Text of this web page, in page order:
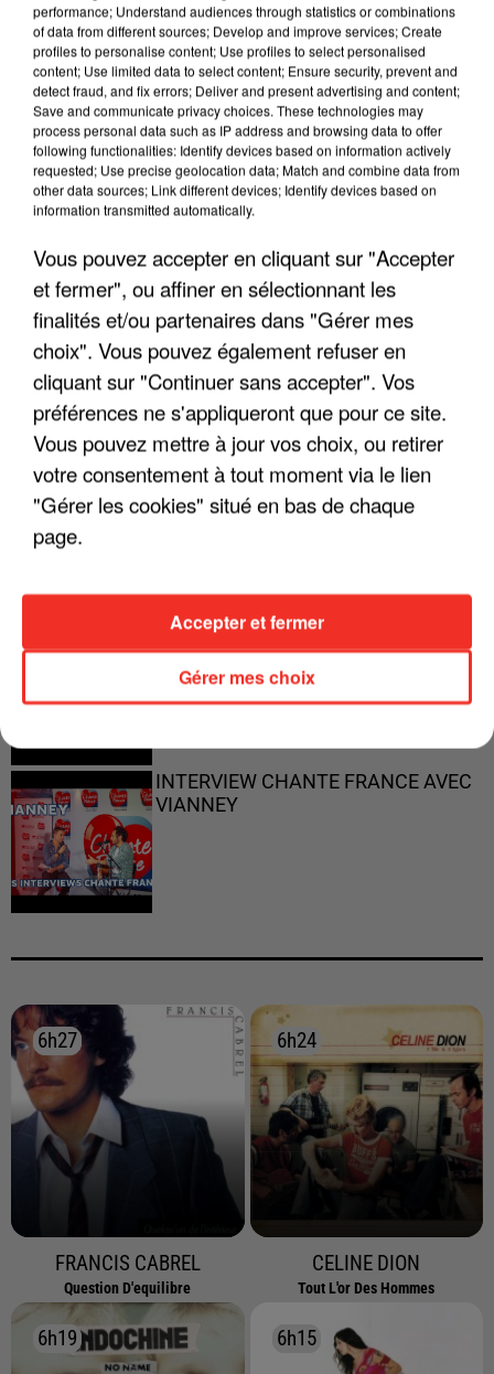
LES INTERVIEWS CHANTE
FRANCE
Voir plus
"JE SUIS À DISPOSITION DES
ENFOIRÉS"
"ON A TOUS LE TRAC"
"ON N'EST PAS DES PARENTS
PARFAITS"
"JE RESPIRE MIEUX SUR SCÈNE" -
CALOGERO
INTERVIEW CHANTE FRANCE AVEC
VIANNEY
6h27
6h27
FRANCIS CABREL
Question D'equilibre
6h24
6h24
CELINE DION
Tout L'or Des Hommes
6h19
6h19 6h15
6h15
performance; Understand audiences through statistics or combinations
of data from different sources; Develop and improve services; Create
profiles to personalise content; Use profiles to select personalised
content; Use limited data to select content; Ensure security, prevent and
detect fraud, and fix errors; Deliver and present advertising and content;
Save and communicate privacy choices. These technologies may
process personal data such as IP address and browsing data to offer
following functionalities: Identify devices based on information actively
requested; Use precise geolocation data; Match and combine data from
other data sources; Link different devices; Identify devices based on
information transmitted automatically.
Vous pouvez accepter en cliquant sur "Accepter
et fermer", ou affiner en sélectionnant les
finalités et/ou partenaires dans "Gérer mes
choix". Vous pouvez également refuser en
cliquant sur "Continuer sans accepter". Vos
préférences ne s'appliqueront que pour ce site.
Vous pouvez mettre à jour vos choix, ou retirer
votre consentement à tout moment via le lien
"Gérer les cookies" situé en bas de chaque
page.
Gérer mes choix
Accepter et fermer